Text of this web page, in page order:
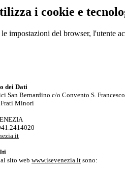
i cookie e
impostazioni del browser, l'utente
dei Dati
San Bernardino c/o Convento S.
Minori
sito web www.isevenezia.it sono: